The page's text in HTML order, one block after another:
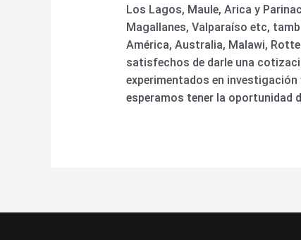
Los Lagos, Maule, Arica y
Magallanes, Valparaíso etc,
América, Australia, Malawi,
satisfechos de darle una
experimentados en
esperamos tener la oportunidad